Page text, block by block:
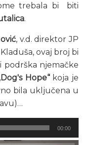
trebala bi biti
.
, v.d. direktor JP
ovaj broj bi
podrška njemačke
Hope“koja je
bila uključena u
00:00